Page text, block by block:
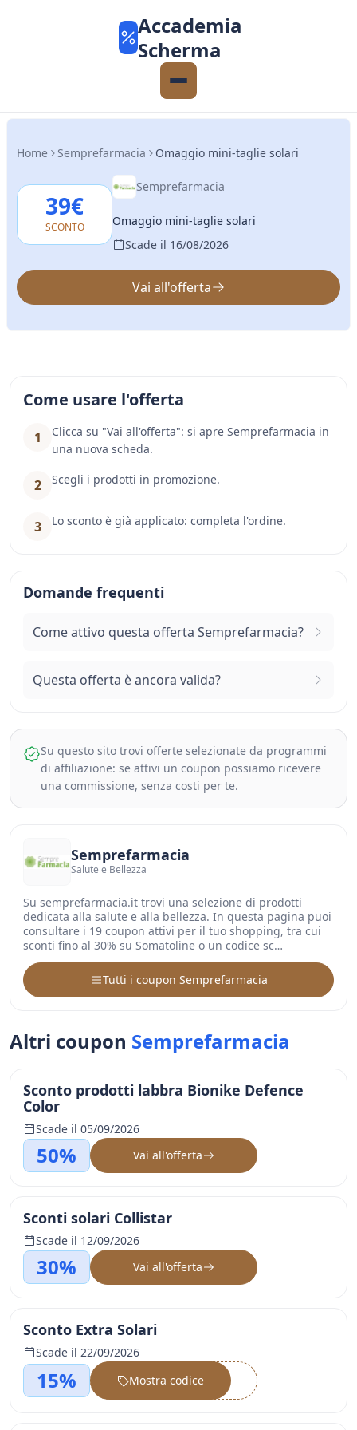
Accademia
Scherma
Home Semprefarmacia Omaggio mini-taglie solari
39€
SCONTO
Semprefarmacia
Omaggio mini-taglie solari
Scade il 16/08/2026
Vai all'offerta
Come usare l'offerta
1
Clicca su "Vai all'offerta": si apre Semprefarmacia in
una nuova scheda.
2 Scegli i prodotti in promozione.
3 Lo sconto è già applicato: completa l'ordine.
Domande frequenti
Come attivo questa offerta Semprefarmacia?
Questa offerta è ancora valida?
Su questo sito trovi offerte selezionate da programmi
di affiliazione: se attivi un coupon possiamo ricevere
una commissione, senza costi per te.
Semprefarmacia
Salute e Bellezza
Su semprefarmacia.it trovi una selezione di prodotti
dedicata alla salute e alla bellezza. In questa pagina puoi
consultare i 19 coupon attivi per il tuo shopping, tra cui
sconti fino al 30% su Somatoline o un codice sc…
Tutti i coupon Semprefarmacia
Altri coupon Semprefarmacia
Sconto prodotti labbra Bionike Defence
Color
Scade il 05/09/2026
50% Vai all'offerta
Sconti solari Collistar
Scade il 12/09/2026
30% Vai all'offerta
Sconto Extra Solari
Scade il 22/09/2026
15% ••••••
Mostra codice